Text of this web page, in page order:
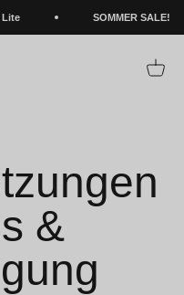
SOMMER SALE!
&